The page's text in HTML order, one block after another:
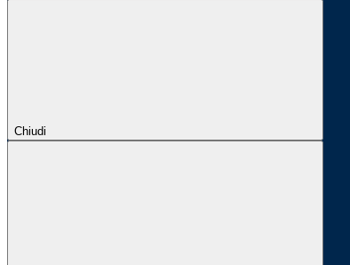
Chiudi